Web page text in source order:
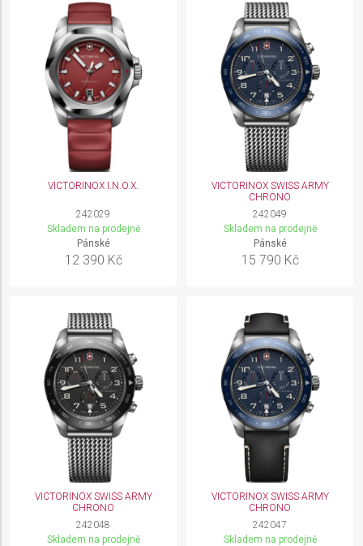
VICTORINOX I.N.O.X.
242029
Skladem na prodejně
Pánské
12 390 Kč
VICTORINOX SWISS ARMY
CHRONO
242049
Skladem na prodejně
Pánské
15 790 Kč
VICTORINOX SWISS ARMY
CHRONO
242048
Skladem na prodejně
VICTORINOX SWISS ARMY
CHRONO
242047
Skladem na prodejně
Identify devices based on information actively
requested
Non-IAB processing purposes:
Necessary
Performance
Functional
Advertising